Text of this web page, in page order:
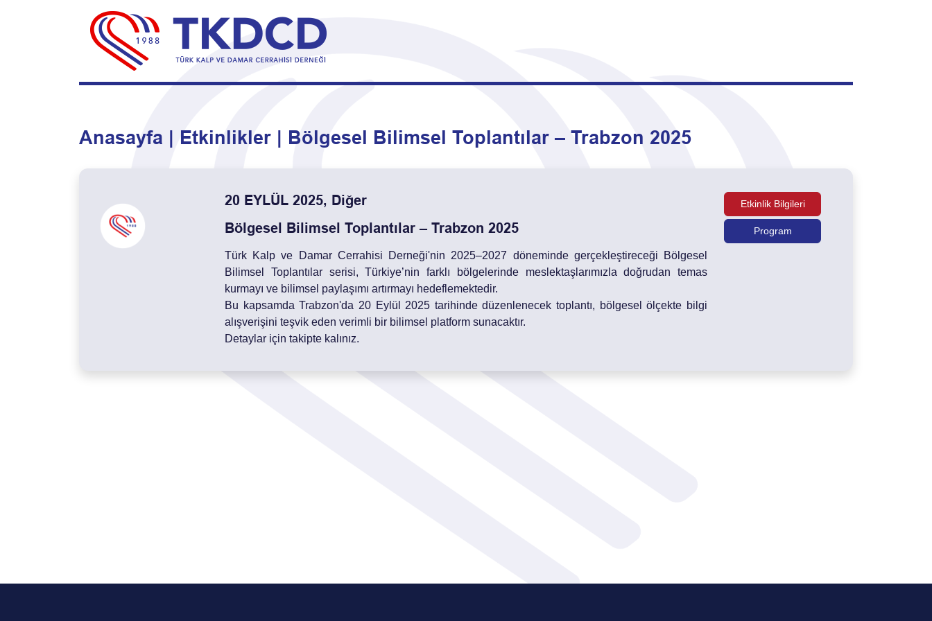
Anasayfa Etkinlikler Bölgesel Bilimsel Toplantılar – Trabzon 2025
20 EYLÜL 2025, Diğer
Bölgesel Bilimsel Toplantılar – Trabzon 2025
Türk Kalp ve Damar Cerrahisi Derneği'nin 2025–2027 döneminde gerçekleştireceği Bölgesel
Bilimsel Toplantılar serisi, Türkiye’nin farklı bölgelerinde meslektaşlarımızla doğrudan temas
kurmayı ve bilimsel paylaşımı artırmayı hedeflemektedir.
Bu kapsamda Trabzon'da 20 Eylül 2025 tarihinde düzenlenecek toplantı, bölgesel ölçekte bilgi
alışverişini teşvik eden verimli bir bilimsel platform sunacaktır.
Detaylar için takipte kalınız.
Etkinlik Bilgileri
Program